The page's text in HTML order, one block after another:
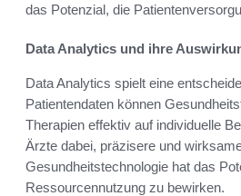
das Potenzial, die
Data Analytics und ihre
Data Analytics spielt eine
Patientendaten können
Therapien effektiv auf individuelle
Ärzte dabei, präzisere und
Gesundheitstechnologie hat das
Ressourcennutzung zu bewirken.